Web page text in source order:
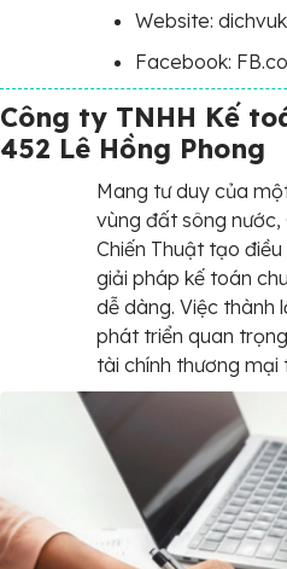
Website:
Facebook:
Công ty TNHH Kế
452 Lê Hồng Phong
Mang tư duy của
vùng đất sông
Chiến Thuật tạo
giải pháp kế toán
dễ dàng. Việc thành
phát triển quan
tài chính thương mại